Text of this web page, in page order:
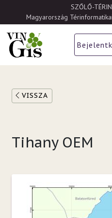
SZŐLŐ-
Magyarország
VISSZA
Tihany OEM